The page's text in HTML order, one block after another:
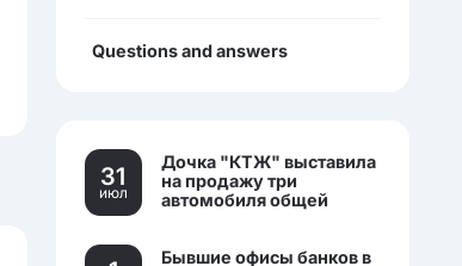
Questions and answers
31
июл
Дочка "КТЖ" выставила
на продажу три
автомобиля общей
Бывшие офисы банков в